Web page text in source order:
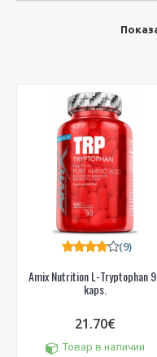
Amix Nutrition L-Tryptophan
kaps.
(9)
21.70€
Товар в наличии